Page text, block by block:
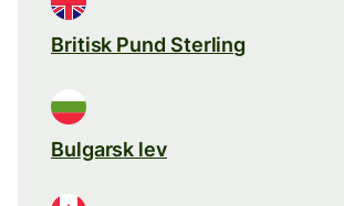
Britisk Pund Sterling
Bulgarsk lev